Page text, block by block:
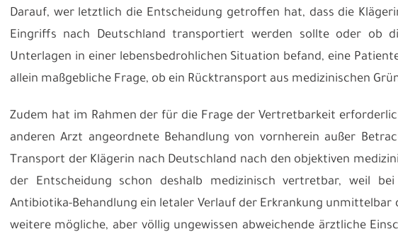
Darauf, wer letztlich die Entscheidung getroffen hat, dass die
Eingriffs nach Deutschland transportiert werden sollte oder ob
Unterlagen in einer lebensbedrohlichen Situation befand, eine
allein maßgebliche Frage, ob ein Rücktransport aus medizinischen
Zudem hat im Rahmen der für die Frage der Vertretbarkeit
anderen Arzt angeordnete Behandlung von vornherein außer
Transport der Klägerin nach Deutschland nach den objektiven
der Entscheidung schon deshalb medizinisch vertretbar, weil
Antibiotika-Behandlung ein letaler Verlauf der Erkrankung
weitere mögliche, aber völlig ungewissen abweichende ärztliche